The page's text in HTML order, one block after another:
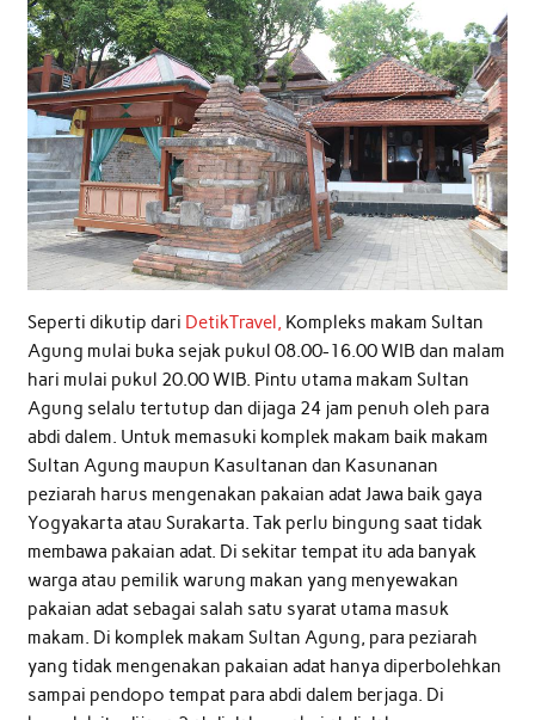
Seperti dikutip dari DetikTravel, Kompleks makam Sultan
Agung mulai buka sejak pukul 08.00-16.00 WIB dan malam
hari mulai pukul 20.00 WIB. Pintu utama makam Sultan
Agung selalu tertutup dan dijaga 24 jam penuh oleh para
abdi dalem. Untuk memasuki komplek makam baik makam
Sultan Agung maupun Kasultanan dan Kasunanan
peziarah harus mengenakan pakaian adat Jawa baik gaya
Yogyakarta atau Surakarta. Tak perlu bingung saat tidak
membawa pakaian adat. Di sekitar tempat itu ada banyak
warga atau pemilik warung makan yang menyewakan
pakaian adat sebagai salah satu syarat utama masuk
makam. Di komplek makam Sultan Agung, para peziarah
yang tidak mengenakan pakaian adat hanya diperbolehkan
sampai pendopo tempat para abdi dalem berjaga. Di